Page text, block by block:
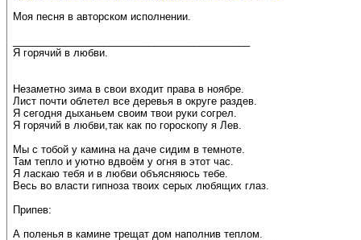
Моя песня в авторском исполнении.
Я горячий в любви.
Незаметно зима в свои входит права в ноябре.
Лист почти облетел все деревья в округе раздев.
Я сегодня дыханьем своим твои руки согрел.
Я горячий в любви,так как по гороскопу я Лев.
Мы с тобой у камина на даче сидим в темноте.
Там тепло и уютно вдвоём у огня в этот час.
Я ласкаю тебя и в любви объясняюсь тебе.
Весь во власти гипноза твоих серых любящих глаз.
Припев:
А поленья в камине трещат дом наполнив теплом.